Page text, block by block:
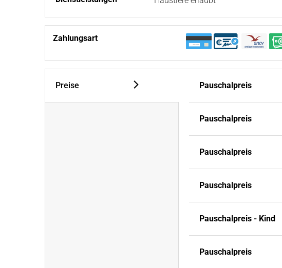
Zahlungsart
Preise Pauschalpreis
Pauschalpreis
Pauschalpreis
Pauschalpreis
Pauschalpreis - Kind
Pauschalpreis